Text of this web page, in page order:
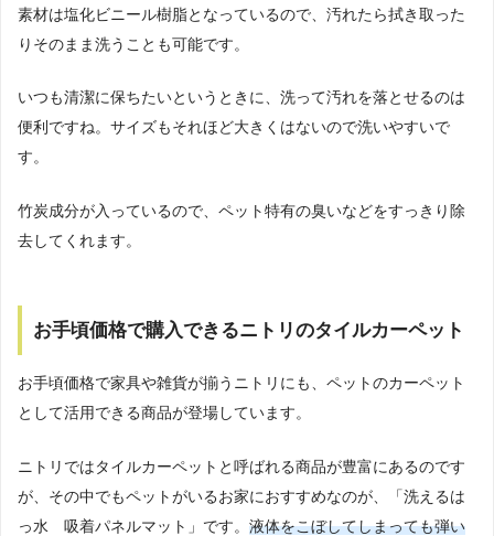
素材は塩化ビニール樹脂となっているので、汚れたら拭き取った
りそのまま洗うことも可能です。
いつも清潔に保ちたいというときに、洗って汚れを落とせるのは
便利ですね。サイズもそれほど大きくはないので洗いやすいで
す。
竹炭成分が入っているので、ペット特有の臭いなどをすっきり除
去してくれます。
お手頃価格で購入できるニトリのタイルカーペット
お手頃価格で家具や雑貨が揃うニトリにも、ペットのカーペット
として活用できる商品が登場しています。
ニトリではタイルカーペットと呼ばれる商品が豊富にあるのです
が、その中でもペットがいるお家におすすめなのが、「洗えるは
っ水 吸着パネルマット」です。 液体をこぼしてしまっても弾い